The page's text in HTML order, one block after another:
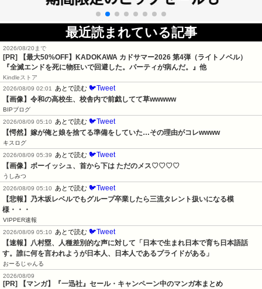
最近読まれている記事
2026/08/20まで
[PR]
【最大50%OFF】KADOKAWA カドサマー2026 第4弾（ライトノベル）
『全滅エンドを死に物狂いで回避した。パーティが病んだ。』他
Kindleストア
2026/08/09 02:01
あとで読む 🐦Tweet
【画像】令和の高校生、校舎内で前戯してて草wwwww
BIPブログ
2026/08/09 05:10
あとで読む 🐦Tweet
【愕然】嫁が俺と娘を捨てる準備をしていた…その理由がコレwwww
キスログ
2026/08/09 05:39
あとで読む 🐦Tweet
【画像】ボーイッシュ、首から下は ただのメス♡♡♡♡
うしみつ
2026/08/09 05:10
あとで読む 🐦Tweet
【悲報】乃木坂レベルでもグループ卒業したら三流タレント扱いになる模
様・・・
VIPPER速報
2026/08/09 05:10
あとで読む 🐦Tweet
【速報】八村塁、人種差別的な声に対して「日本で生まれ日本で育ち日本語話
す。誰に何を言われようが日本人、日本人であるプライドがある」
おーるじゃんる
2026/08/09
[PR] 【マンガ】『一迅社』セール・キャンペーン中のマンガ本まとめ